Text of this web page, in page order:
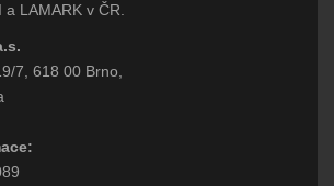
a LAMARK v ČR.
7, 618 00 Brno,